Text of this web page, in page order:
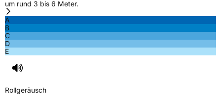
um rund 3 bis 6 Meter.
A
B
C
D
E
Rollgeräusch